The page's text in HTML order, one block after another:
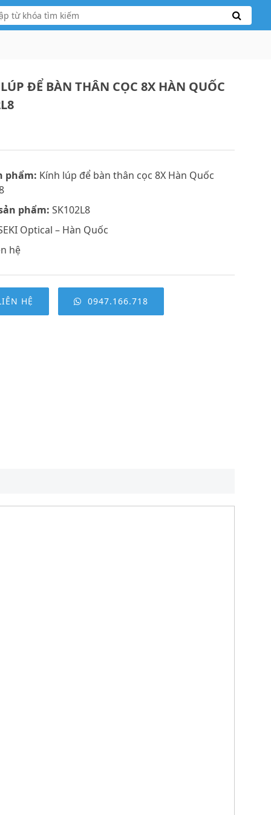
ĐỂ BÀN THÂN CỌC 8X HÀN QUỐC
phẩm: Kính lúp để bàn thân cọc 8X Hàn Quốc
phẩm: SK102L8
Optical – Hàn Quốc
hệ
HỆ 0947.166.718